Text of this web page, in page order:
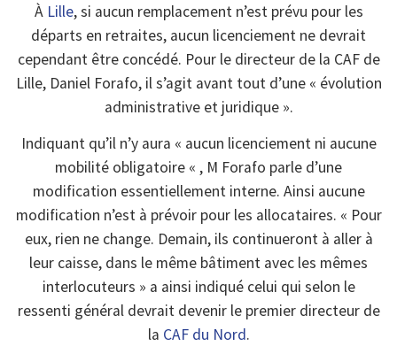
À Lille, si aucun remplacement n’est prévu pour les
départs en retraites, aucun licenciement ne devrait
cependant être concédé. Pour le directeur de la CAF de
Lille, Daniel Forafo, il s’agit avant tout d’une « évolution
administrative et juridique ».
Indiquant qu’il n’y aura « aucun licenciement ni aucune
mobilité obligatoire « , M Forafo parle d’une
modification essentiellement interne. Ainsi aucune
modification n’est à prévoir pour les allocataires. « Pour
eux, rien ne change. Demain, ils continueront à aller à
leur caisse, dans le même bâtiment avec les mêmes
interlocuteurs » a ainsi indiqué celui qui selon le
ressenti général devrait devenir le premier directeur de
la CAF du Nord.